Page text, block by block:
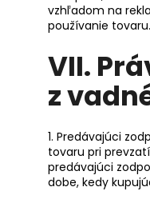
vzhľadom na
používanie tovaru.
VII.
z
1. Predávajúci
tovaru pri
predávajúci
dobe, kedy